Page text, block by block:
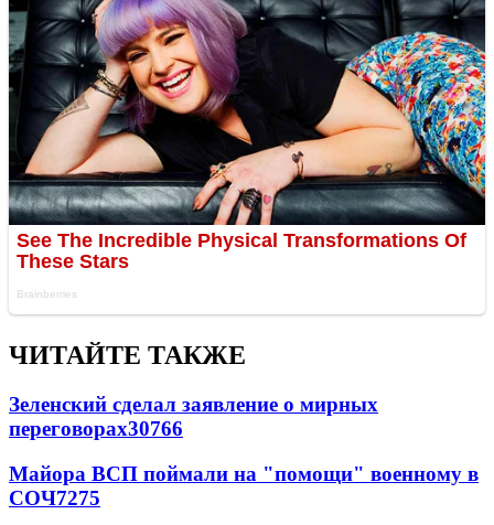
ЧИТАЙТЕ ТАКЖЕ
Зеленский сделал заявление о мирных
переговорах30766
Майора ВСП поймали на "помощи" военному в
СОЧ7275